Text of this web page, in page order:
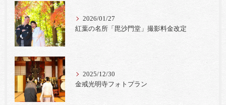
2026/01/27
紅葉の名所「毘沙門堂」撮影料金改定
2025/12/30
金戒光明寺フォトプラン